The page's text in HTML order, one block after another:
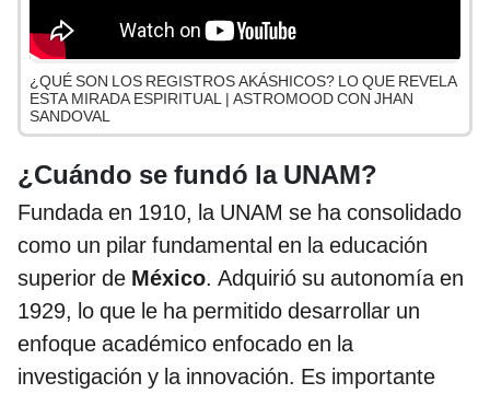
¿QUÉ SON LOS REGISTROS AKÁSHICOS? LO QUE REVELA
ESTA MIRADA ESPIRITUAL | ASTROMOOD CON JHAN
SANDOVAL
¿Cuándo se fundó la UNAM?
Fundada en 1910, la UNAM se ha consolidado
como un pilar fundamental en la educación
superior de México. Adquirió su autonomía en
1929, lo que le ha permitido desarrollar un
enfoque académico enfocado en la
investigación y la innovación. Es importante